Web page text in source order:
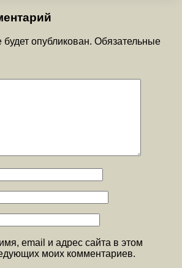
опубликован. Обязательные
email и адрес сайта в этом
моих комментариев.